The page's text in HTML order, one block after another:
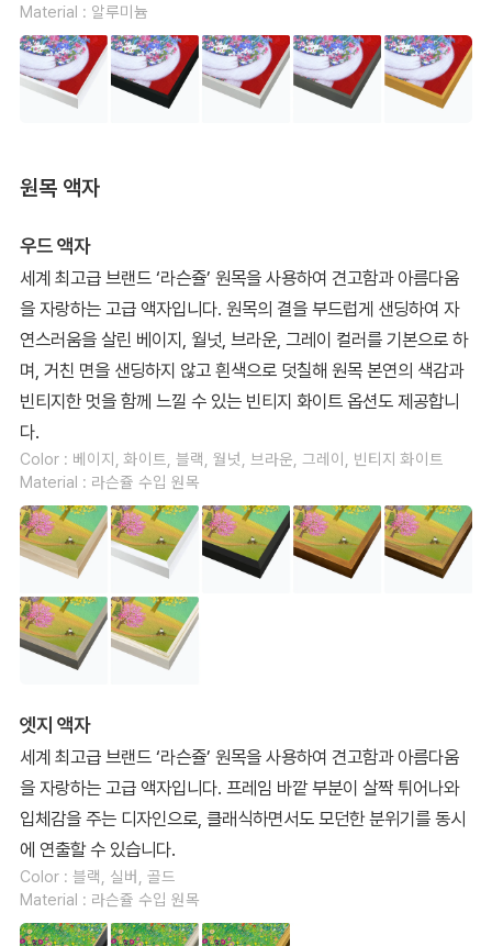
Material : 알루미늄
원목 액자
우드 액자
세계 최고급 브랜드 ‘라슨쥴’ 원목을 사용하여 견고함과 아름다움
을 자랑하는 고급 액자입니다. 원목의 결을 부드럽게 샌딩하여 자
연스러움을 살린 베이지, 월넛, 브라운, 그레이 컬러를 기본으로 하
며, 거친 면을 샌딩하지 않고 흰색으로 덧칠해 원목 본연의 색감과
빈티지한 멋을 함께 느낄 수 있는 빈티지 화이트 옵션도 제공합니
다.
Color : 베이지, 화이트, 블랙, 월넛, 브라운, 그레이, 빈티지 화이트
Material : 라슨쥴 수입 원목
엣지 액자
세계 최고급 브랜드 ‘라슨쥴’ 원목을 사용하여 견고함과 아름다움
을 자랑하는 고급 액자입니다. 프레임 바깥 부분이 살짝 튀어나와
입체감을 주는 디자인으로, 클래식하면서도 모던한 분위기를 동시
에 연출할 수 있습니다.
Color : 블랙, 실버, 골드
Material : 라슨쥴 수입 원목